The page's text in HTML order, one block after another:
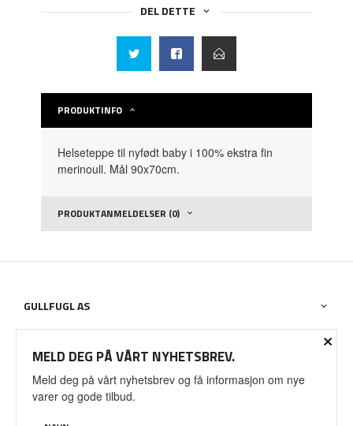
DEL DETTE
PRODUKTINFO
Helseteppe til nyfødt baby i 100% ekstra fin
merinoull. Mål 90x70cm.
PRODUKTANMELDELSER (0)
GULLFUGL AS
DIN KONTO
×
MELD DEG PÅ VÅRT NYHETSBREV.
Meld deg på vårt nyhetsbrev og få informasjon om nye
varer og gode tilbud.